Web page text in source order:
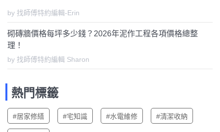
by 找師傅特約編輯-Erin
砌磚牆價格每坪多少錢？2026年泥作工程各項價格總整
理！
by 找師傅特約編輯 Sharon
熱門標籤
#居家修繕 #宅知識 #水電維修 #清潔收納